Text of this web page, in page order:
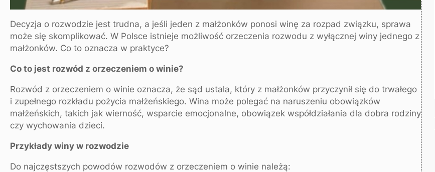
Decyzja o rozwodzie jest trudna, a jeśli jeden z małżonków ponosi winę za rozpad związku, sprawa
może się skomplikować. W Polsce istnieje możliwość orzeczenia rozwodu z wyłącznej winy jednego z
małżonków. Co to oznacza w praktyce?
Co to jest rozwód z orzeczeniem o winie?
Rozwód z orzeczeniem o winie oznacza, że sąd ustala, który z małżonków przyczynił się do trwałego
i zupełnego rozkładu pożycia małżeńskiego. Wina może polegać na naruszeniu obowiązków
małżeńskich, takich jak wierność, wsparcie emocjonalne, obowiązek współdziałania dla dobra rodziny
czy wychowania dzieci.
Przykłady winy w rozwodzie
Do najczęstszych powodów rozwodów z orzeczeniem o winie należą: